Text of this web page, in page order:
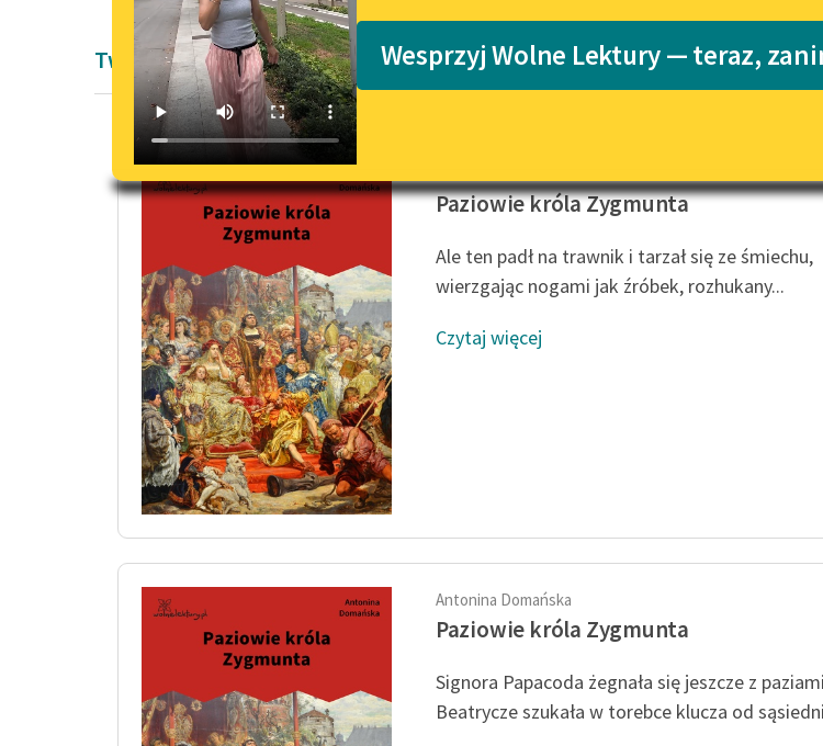
Lektury szkolne i klasyka
literatury do słuchania
E-kolekcja lektur
literatury do słuchania
uczennic i uczniów z
niepełnosprawnościami
Feministyczne inspiracje.
Popularyzacja
Wesprzyj Wolne Lektury — teraz,
Twórczość Antoniny Domańskiej
Paziowie króla Zygmunta
Ale ten padł na trawnik i tarzał się ze śmiechu,
wierzgając nogami jak źróbek, rozhukany...
Czytaj więcej
Antonina Domańska
Paziowie króla Zygmunta
Signora Papacoda żegnała się jeszcze z
Beatrycze szukała w torebce klucza od